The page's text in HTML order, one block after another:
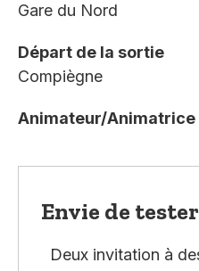
Gare du Nord
Départ de la sortie
Compiègne
Animateur/Animatrice
Envie de
Deux invitation à